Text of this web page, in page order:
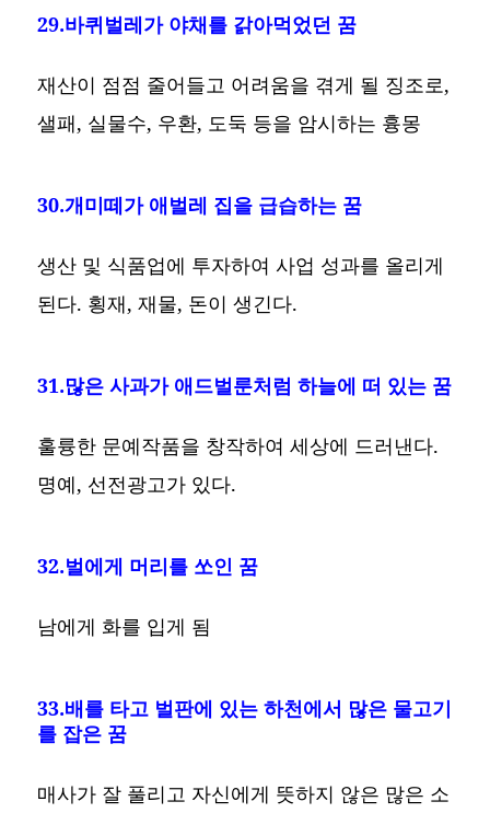
29.바퀴벌레가 야채를 갉아먹었던 꿈
재산이 점점 줄어들고 어려움을 겪게 될 징조로,
샐패, 실물수, 우환, 도둑 등을 암시하는 흉몽
30.개미떼가 애벌레 집을 급습하는 꿈
생산 및 식품업에 투자하여 사업 성과를 올리게
된다. 횡재, 재물, 돈이 생긴다.
31.많은 사과가 애드벌룬처럼 하늘에 떠 있는 꿈
훌륭한 문예작품을 창작하여 세상에 드러낸다.
명예, 선전광고가 있다.
32.벌에게 머리를 쏘인 꿈
남에게 화를 입게 됨
33.배를 타고 벌판에 있는 하천에서 많은 물고기
를 잡은 꿈
매사가 잘 풀리고 자신에게 뜻하지 않은 많은 소